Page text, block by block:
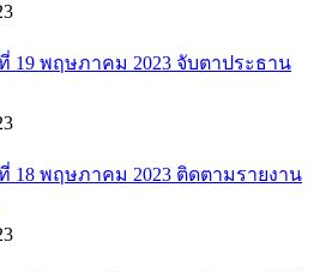
19 พฤษภาคม 2023 จับตาประธาน
18 พฤษภาคม 2023 ติดตามรายงาน